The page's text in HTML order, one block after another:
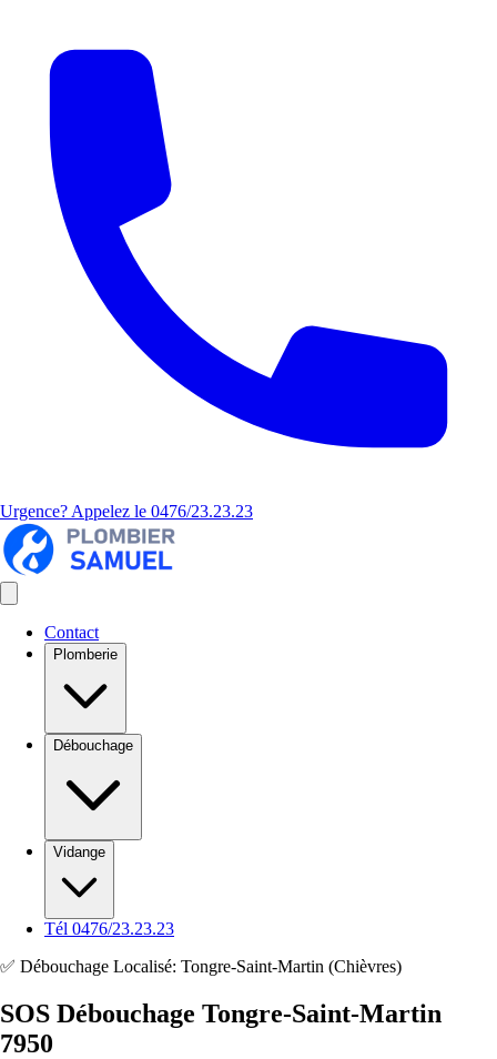
Urgence? Appelez le 0476/23.23.23
Contact
Plomberie
Débouchage
Vidange
Tél 0476/23.23.23
✅ Débouchage Localisé: Tongre-Saint-Martin (Chièvres)
SOS Débouchage Tongre-Saint-Martin
7950